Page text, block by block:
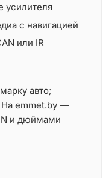
с навигацией
или IR
авто;
На emmet.by —
и дюймами